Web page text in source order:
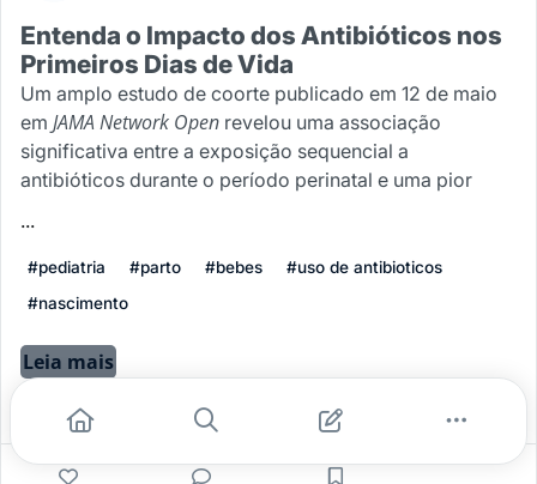
Entenda o Impacto dos Antibióticos nos
Primeiros Dias de Vida
Um amplo estudo de coorte publicado em 12 de maio
em JAMA Network Open revelou uma associação
significativa entre a exposição sequencial a
antibióticos durante o período perinatal e uma pior
...
#pediatria #parto #bebes
#uso de antibioticos
#nascimento
Leia mais